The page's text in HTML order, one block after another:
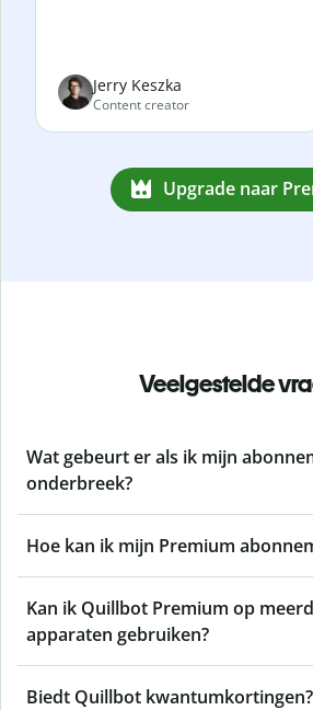
Jerry Keszka
Content creator
Upgrade naar
Veelgestelde
Wat gebeurt er als ik mijn
onderbreek?
Hoe kan ik mijn Premium
Kan ik Quillbot Premium op
apparaten gebruiken?
Biedt Quillbot kwantumkortingen?